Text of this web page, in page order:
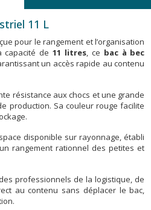
11 L
pour le rangement et l’organisation
capacité de11 litres, ce bac à bec
un accès rapide au contenu
résistance aux chocs et une grande
production. Sa couleur rouge facilite
disponible sur rayonnage, établi
rangement rationnel des petites et
professionnels de la logistique, de
au contenu sans déplacer le bac,